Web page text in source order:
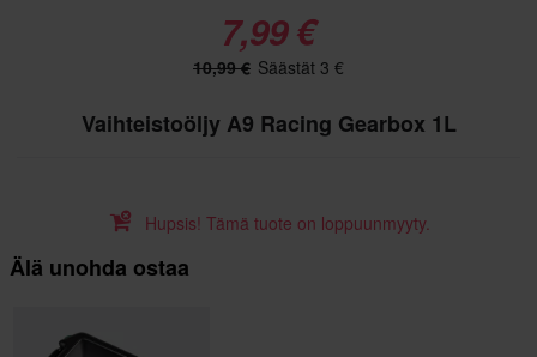
7,99 €
10,99 € Säästät 3 €
Vaihteistoöljy A9 Racing Gearbox 1L
Hupsis! Tämä tuote on loppuunmyyty.
Älä unohda ostaa